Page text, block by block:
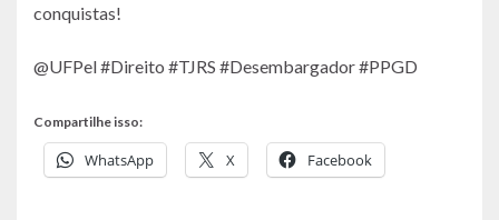
conquistas!
@UFPel #Direito #TJRS #Desembargador #PPGD
Compartilhe isso:
WhatsApp X Facebook